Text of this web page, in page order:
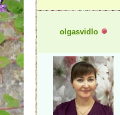
olgasvidlo